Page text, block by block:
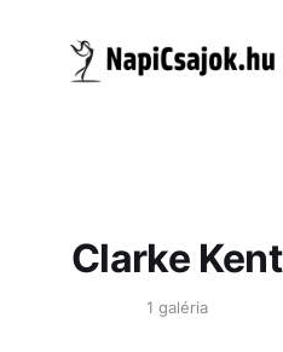
Clarke Kent
1 galéria